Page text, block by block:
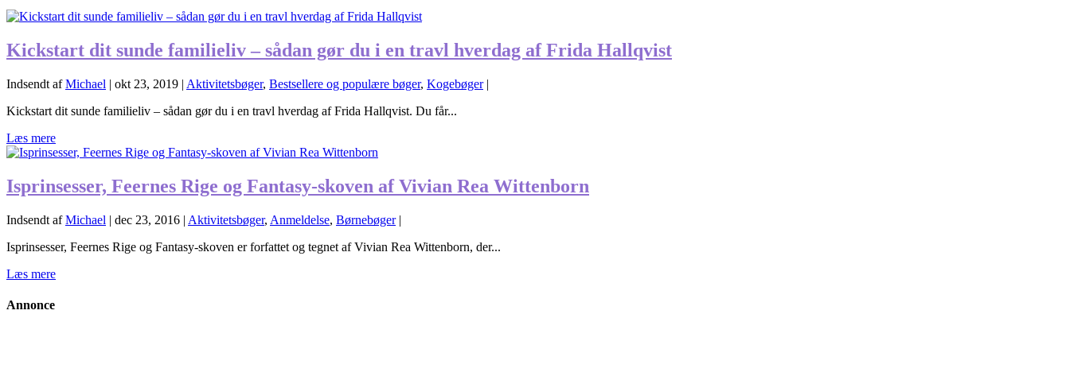
Kickstart dit sunde familieliv – sådan gør du i en travl hverdag af Frida Hallqvist
Indsendt afMichael | okt 23, 2019 | Aktivitetsbøger, Bestsellere og populære bøger, Kogebøger|
Kickstart dit sunde familieliv – sådan gør du i en travl hverdag af Frida Hallqvist. Du får...
Læs mere
Isprinsesser, Feernes Rige og Fantasy-skoven af Vivian Rea Wittenborn
Indsendt afMichael | dec 23, 2016 | Aktivitetsbøger, Anmeldelse, Børnebøger|
Isprinsesser, Feernes Rige og Fantasy-skoven er forfattet og tegnet af Vivian Rea Wittenborn, der...
Læs mere
Annonce